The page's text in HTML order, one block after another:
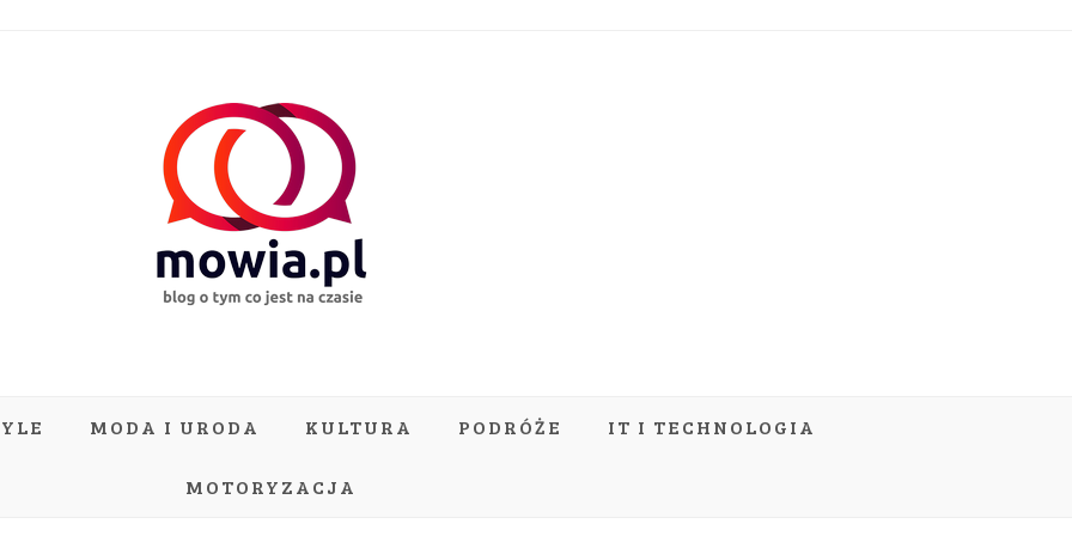
MODA I URODA KULTURA PODRÓŻE IT I TECHNOLOGIA
MOTORYZACJA